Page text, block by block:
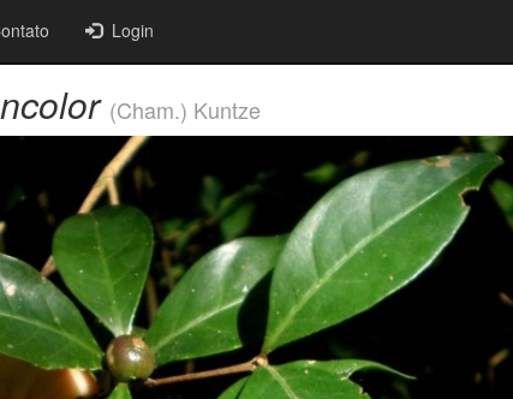
Login
(Cham.) Kuntze